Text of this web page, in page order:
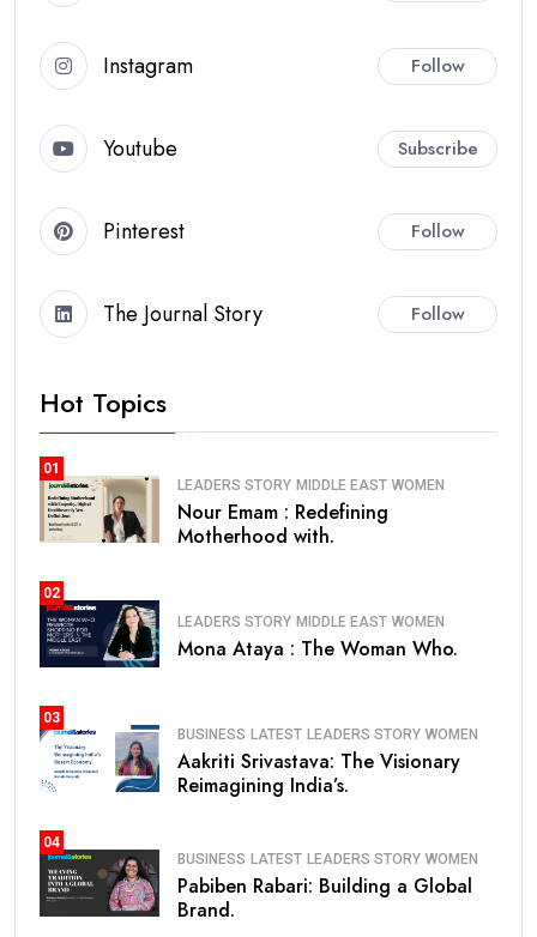
Instagram Follow
Youtube Subscribe
Pinterest Follow
The Journal Story Follow
Hot Topics
01
LEADERS STORY MIDDLE EAST WOMEN
Nour Emam : Redefining
Motherhood with.
02
LEADERS STORY MIDDLE EAST WOMEN
Mona Ataya : The Woman Who.
03
BUSINESS LATEST LEADERS STORY WOMEN
Aakriti Srivastava: The Visionary
Reimagining India’s.
04
BUSINESS LATEST LEADERS STORY WOMEN
Pabiben Rabari: Building a Global
Brand.